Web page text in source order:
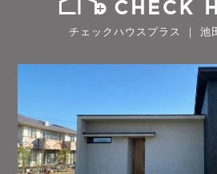
チェックハウスプラス ｜ 池